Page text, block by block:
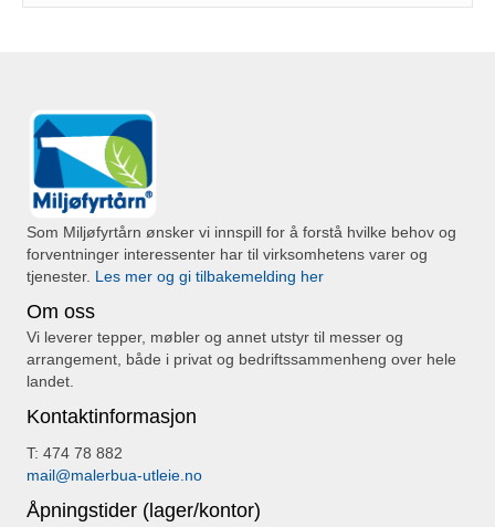
Som Miljøfyrtårn ønsker vi innspill for å forstå hvilke behov og
forventninger interessenter har til virksomhetens varer og
tjenester. Les mer og gi tilbakemelding her
Om oss
Vi leverer tepper, møbler og annet utstyr til messer og
arrangement, både i privat og bedriftssammenheng over hele
landet.
Kontaktinformasjon
T: 474 78 882
mail@malerbua-utleie.no
Åpningstider (lager/kontor)